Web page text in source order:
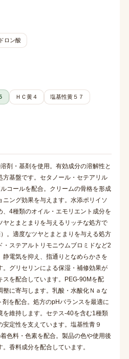
ロン酸
ＨＣ黄４ 塩基性黄５７
剤・基剤を使用。有効成分の溶解性と
基盤です。セタノール・セテアリル
コールを配合。クリームの骨格を形成
ニング効果を与えます。水添ポリイソ
、4種類のオイル・エモリエント成分を
とまとまりを与えるリッチな処方で
。適度なツヤとまとまりを与える処方
ステアルトリモニウムブロミドなど2
電気を抑え、指通りとなめらかさを
グリセリンによる保湿・補修効果が
スを配合しています。PEG-90Mを配
に寄与します。乳酸・水酸化Ｎａな
を配合。処方のpHバランスを最適に
を維持します。セテス-40を含む1種類
定性を支えています。塩基性青９
色料・色素を配合。製品の色や使用後
香料成分を配合しています。